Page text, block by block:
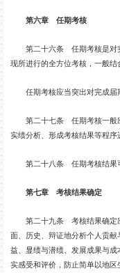
第六章 任期考核
第二十六条 任期考核是对实
现所进行的全方位考核，一般结
任期考核应当突出对完成届
第二十七条 任期考核一般应
实绩分析、形成考核结果等程序
第二十八条 任期考核结果可
第七章 考核结果确定
第二十九条 考核结果确定应
面、历史、辩证地分析个人贡
益、显绩与潜绩、发展成果与
实感受和评价，防止简单以地